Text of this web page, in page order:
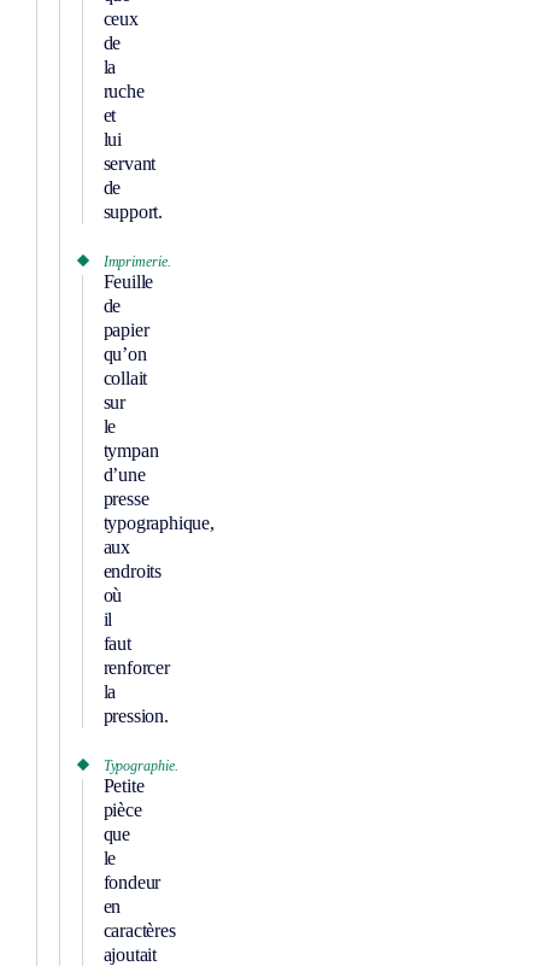
ceux
de
la
ruche
et
lui
servant
de
support.
Imprimerie.
Feuille
de
papier
qu’on
collait
sur
le
tympan
d’une
presse
typographique,
aux
endroits
où
il
faut
renforcer
la
pression.
Typographie.
Petite
pièce
que
le
fondeur
en
caractères
ajoutait